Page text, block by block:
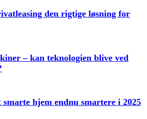
den rigtige løsning for
– kan teknologien blive ved
hjem endnu smartere i 2025